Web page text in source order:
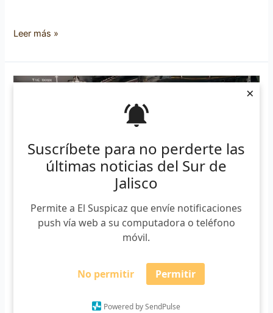
Suscríbete para no perderte las
últimas noticias del Sur de
Jalisco
Permite a El Suspicaz que envíe notificaciones
push vía web a su computadora o teléfono
móvil.
No permitir Permitir
Powered by SendPulse
×
Leer más »
«Aún hay personas que no creen
que el alcohol esté adulterado»:
especialista
«Aún
creen
adulterado»: